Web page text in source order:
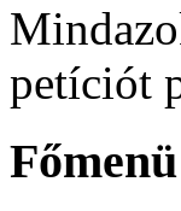
petíciót
Főmenü